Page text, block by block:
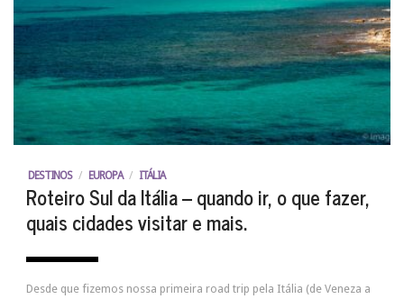
DESTINOS / EUROPA / ITÁLIA
Roteiro Sul da Itália – quando ir, o que fazer,
quais cidades visitar e mais.
Desde que fizemos nossa primeira road trip pela Itália (de Veneza a